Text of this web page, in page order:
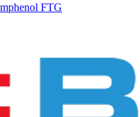
FTG